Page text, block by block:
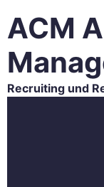
ACM
Recruiting und